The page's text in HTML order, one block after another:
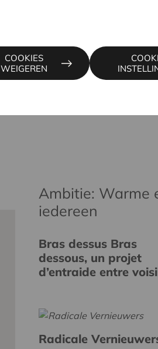
Ambitie: Warme
iedereen
Bras dessus Bras
dessous, un projet
d’entraide entre
Radicale
COOKIES
WEIGEREN